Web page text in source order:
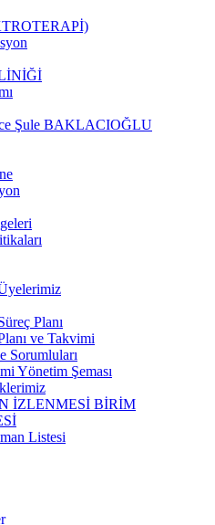
Şule BAKLACIOĞLU
Planı
ve Takvimi
Sorumluları
Yönetim Şeması
İZLENMESİ BİRİM
Listesi